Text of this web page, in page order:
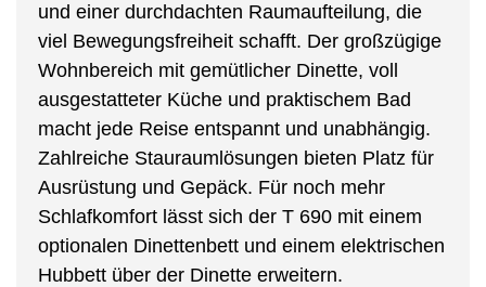
und einer durchdachten Raumaufteilung, die
viel Bewegungsfreiheit schafft. Der großzügige
Wohnbereich mit gemütlicher Dinette, voll
ausgestatteter Küche und praktischem Bad
macht jede Reise entspannt und unabhängig.
Zahlreiche Stauraumlösungen bieten Platz für
Ausrüstung und Gepäck. Für noch mehr
Schlafkomfort lässt sich der T 690 mit einem
optionalen Dinettenbett und einem elektrischen
Hubbett über der Dinette erweitern.